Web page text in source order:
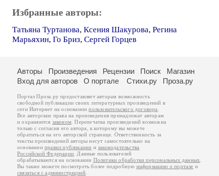
Избранные авторы:
Татьяна Туртанова, Ксения Шакурова, Регина
Марьяхин, Го Бриз, Сергей Горцев
Авторы Произведения Рецензии Поиск
Магазин
Вход для авторов
О портале Стихи.ру Проза.ру
Портал Проза.ру предоставляет авторам возможность
свободной публикации своих литературных произведений в
сети Интернет на основаниипользовательского договора
Все авторские права на произведения принадлежат авторам
и охраняются законом . Перепечатка произведений возможна
только с согласия его автора, к которому вы можете
обратиться на его авторской странице. Ответственность за
тексты произведений авторы несут самостоятельно на
основанииправил публикации изаконодательства
Российской Федерации . Данные пользователей
обрабатываются на основании Политики обработки персональных данных
Вы также можете посмотреть более подробную информацию о портале и
связаться с администрацией